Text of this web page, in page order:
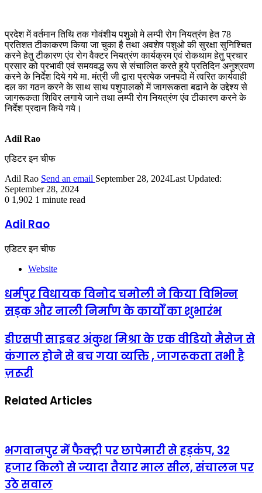
प्रदेश में वर्तमान तिथि तक गोवंशीय पशुओ मे लम्पी रोग नियत्रंण हेत 78
प्रतिशत टीकाकरण किया जा चुका है तथा अवशेष पशुओ की सुरक्षा सुनिश्चित
करने हेतु टीकारण एंव रोग वैक्टर नियत्रंण कार्यक्रम एवं रोकथाम हेतु प्रचार
प्रसार को प्रभावी एवं समयवद्ध रूप से संचालित करते हुये प्रतिदिन अनुश्रवण
करने के निर्देश दिये गये मा. मंत्री जी द्वारा प्रत्येक जनपदो में त्वरित कार्यवाही
दल का गठन करने के साथ साथ पशुपालको में जागरूकता बढाने के उद्देश्य से
जागरूकता शिविर लगाये जाने तथा लम्पी रोग नियत्रंण एंव टीकारण करने के
निर्देश प्रदान किये गये।
Adil Rao
एडिटर इन चीफ
Adil Rao Send an email September 28, 2024Last Updated:
September 28, 2024
0 1,902 1 minute read
Adil Rao
एडिटर इन चीफ
Website
धर्मपुर विधायक विनोद चमोली ने किया विभिन्न
सड़क और नाली निर्माण के कार्यों का शुभारंभ
डीएसपी साइबर अंकुश मिश्रा के एक वीडियो मैसेज से
कंगाल होने से बच गया व्यक्ति , जागरूकता तभी है
ज़रूरी
Related Articles
भगवानपुर में फैक्ट्री पर छापेमारी से हड़कंप, 32
हजार किलो से ज्यादा तैयार माल सील, संचालन पर
उठे सवाल